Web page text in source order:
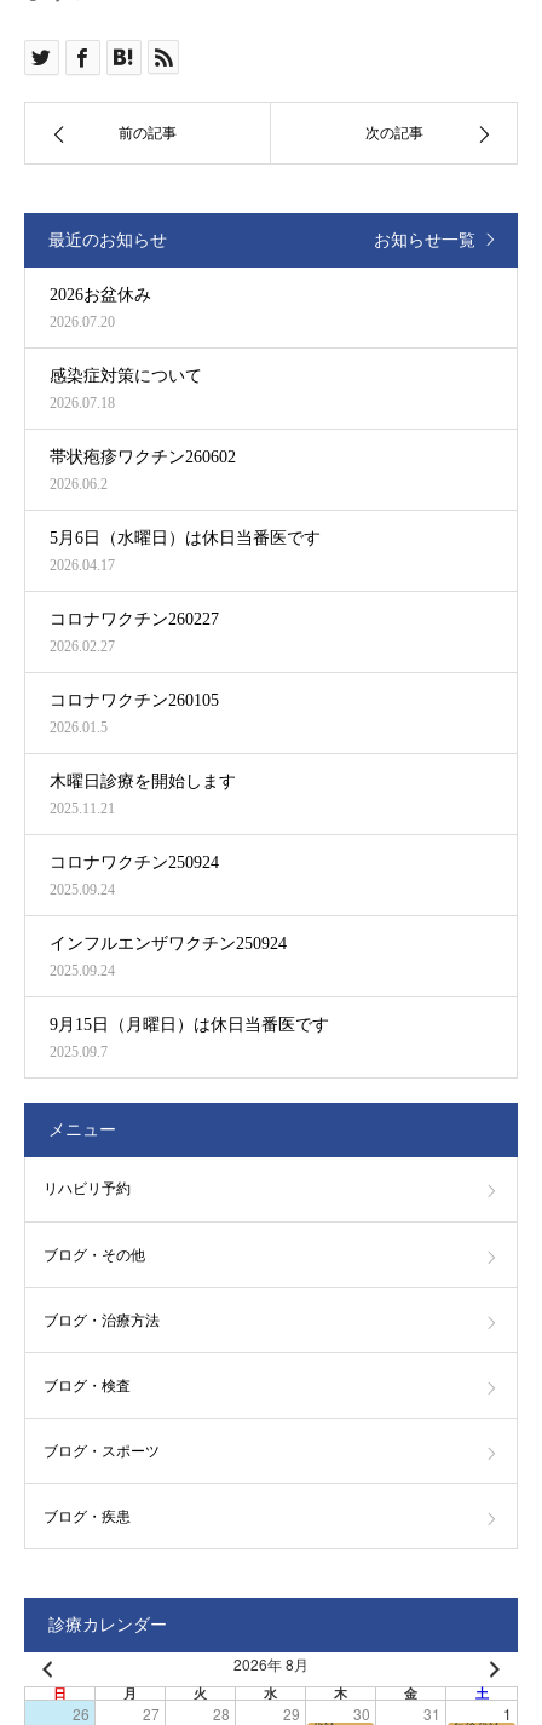
前の記事 次の記事
最近のお知らせ お知らせ一覧
2026お盆休み
2026.07.20
感染症対策について
2026.07.18
帯状疱疹ワクチン260602
2026.06.2
5月6日（水曜日）は休日当番医です
2026.04.17
コロナワクチン260227
2026.02.27
コロナワクチン260105
2026.01.5
木曜日診療を開始します
2025.11.21
コロナワクチン250924
2025.09.24
インフルエンザワクチン250924
2025.09.24
9月15日（月曜日）は休日当番医です
2025.09.7
メニュー
リハビリ予約
ブログ・その他
ブログ・治療方法
ブログ・検査
ブログ・スポーツ
ブログ・疾患
診療カレンダー
2026年 8月
日 月 火 水 木 金 土
26 27 28 29 30 31 1